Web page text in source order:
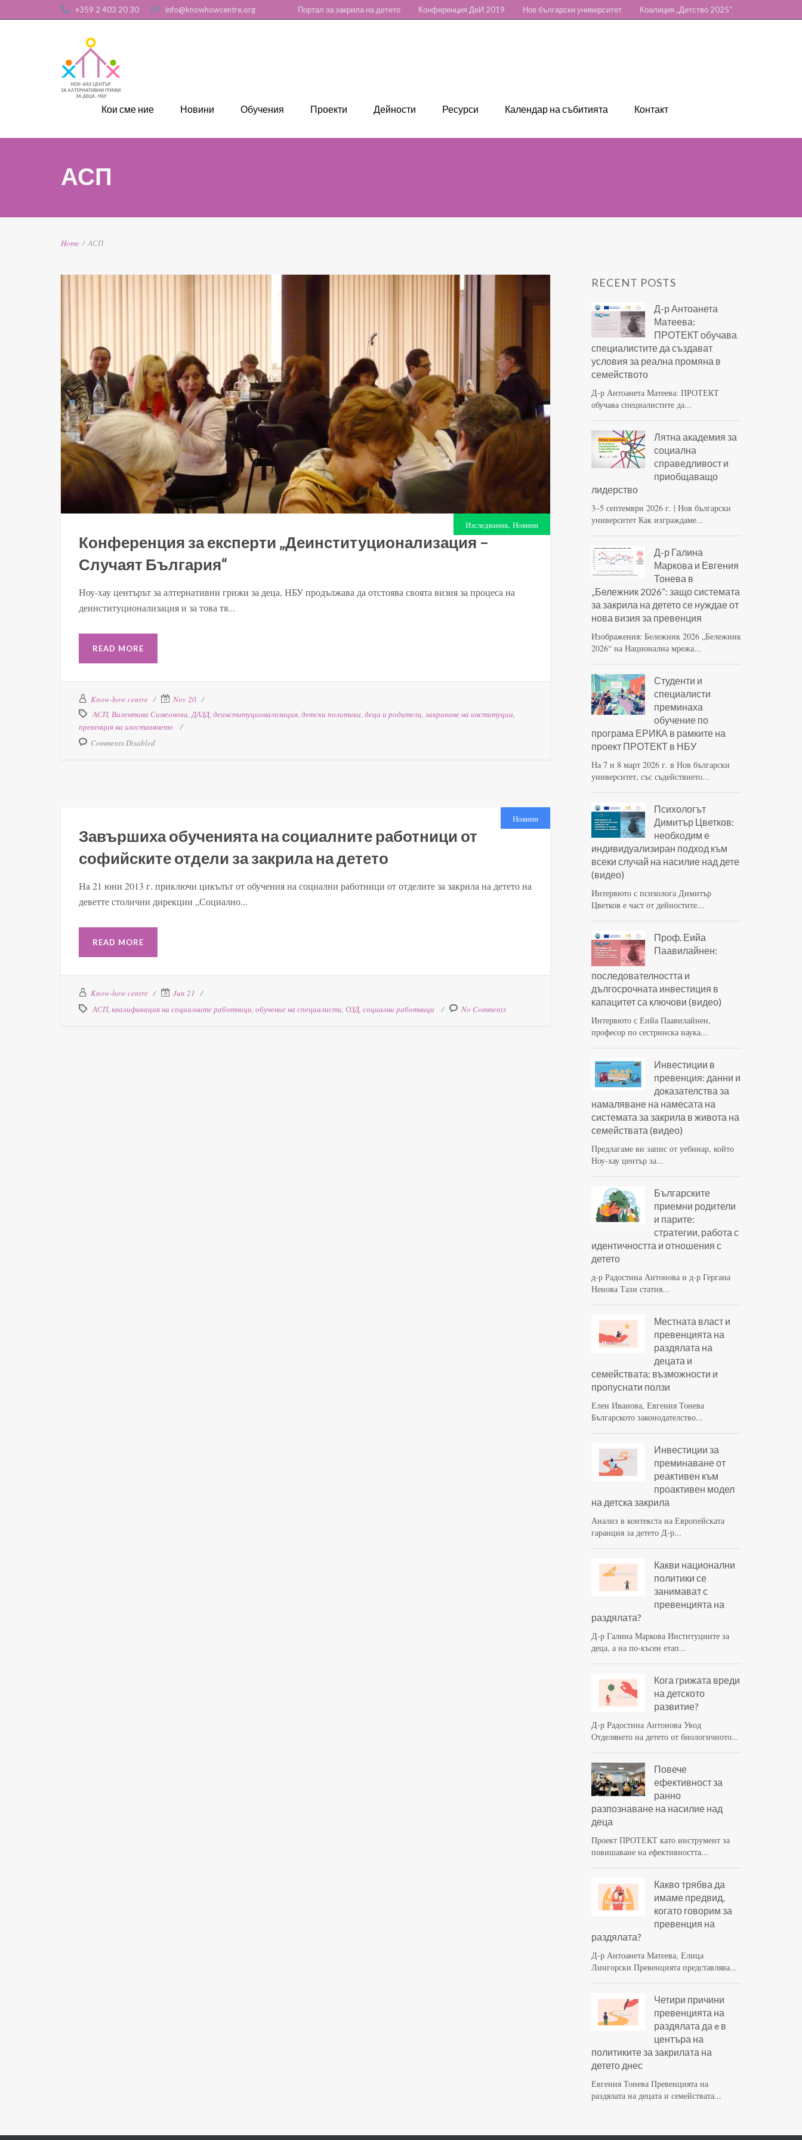
+359 2 403 20 30 info@knowhowcentre.org Портал за закрила на детето Конференция ДеИ 2019 Нов български университет Коалиция „Детство 2025“
Кои сме ние Новини Обучения Проекти Дейности Ресурси Календар на събитията Контакт
АСП
Home / АСП
Изследвания, Новини
Конференция за експерти „Деинституционализация –
Случаят България“
Ноу-хау центърът за алтернативни грижи за деца, НБУ продължава да отстоява своята визия за процеса на
деинституционализация и за това тя...
READ MORE
Know-how centre
Nov 20
АСП, Валентина Симеонова,ДАЗД, деинституционализация, детски политики, деца и родители, закриване на институции,
превенция на изоставянето
Comments Disabled
Новини
Завършиха обученията на социалните работници от
софийските отдели за закрила на детето
На 21 юни 2013 г. приключи цикълът от обучения на социални работници от отделите за закрила на детето на
деветте столични дирекции „Социално...
READ MORE
Know-how centre
Jun 21
АСП, квалификация на социалните работници, обучение на специалисти, ОЗД, социални работници No Comments
RECENT POSTS
Д-р Антоанета
Матеева:
ПРОТЕКТ обучава
специалистите да създават
условия за реална промяна в
семейството
Д-р Антоанета Матеева: ПРОТЕКТ
обучава специалистите да...
Лятна академия за
социална
справедливост и
приобщаващо
лидерство
3–5 септември 2026 г. | Нов български
университет Как изграждаме...
Д-р Галина
Маркова и Евгения
Тонева в
„Бележник 2026“: защо системата
за закрила на детето се нуждае от
нова визия за превенция
Изображения: Бележник 2026 „Бележник
2026“ на Национална мрежа...
Студенти и
специалисти
преминаха
обучение по
програма ЕРИКА в рамките на
проект ПРОТЕКТ в НБУ
На 7 и 8 март 2026 г. в Нов български
университет, със съдействието...
Психологът
Димитър Цветков:
необходим е
индивидуализиран подход към
всеки случай на насилие над дете
(видео)
Интервюто с психолога Димитър
Цветков е част от дейностите...
Проф. Еийа
Паавилайнен:
последователността и
дългосрочната инвестиция в
капацитет са ключови (видео)
Интервюто с Еийа Паавилайнен,
професор по сестринска наука...
Инвестиции в
превенция: данни и
доказателства за
намаляване на намесата на
системата за закрила в живота на
семействата (видео)
Предлагаме ви запис от уебинар, който
Ноу-хау център за...
Българските
приемни родители
и парите:
стратегии, работа с
идентичността и отношения с
детето
д-р Радостина Антонова и д-р Гергана
Ненова Тази статия...
Местната власт и
превенцията на
раздялата на
децата и
семействата: възможности и
пропуснати ползи
Елен Иванова, Евгения Тонева
Българското законодателство...
Инвестиции за
преминаване от
реактивен към
проактивен модел
на детска закрила
Анализ в контекста на Европейската
гаранция за детето Д-р...
Какви национални
политики се
занимават с
превенцията на
раздялата?
Д-р Галина Маркова Институциите за
деца, а на по-късен етап...
Кога грижата вреди
на детското
развитие?
Д-р Радостина Антонова Увод
Отделянето на детето от биологичното...
Повече
ефективност за
ранно
разпознаване на насилие над
деца
Проект ПРОТЕКТ като инструмент за
повишаване на ефективността...
Какво трябва да
имаме предвид,
когато говорим за
превенция на
раздялата?
Д-р Антоанета Матеева, Елица
Лингорски Превенцията представлява...
Четири причини
превенцията на
раздялата да e в
центъра на
политиките за закрилата на
детето днес
Евгения Тонева Превенцията на
раздялата на децата и семействата...